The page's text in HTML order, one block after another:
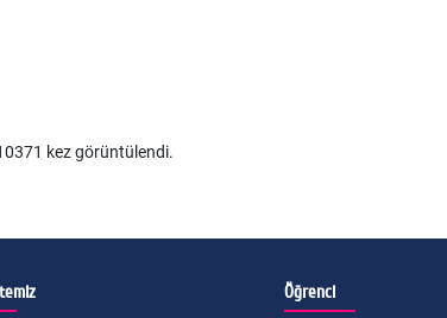
kez görüntülendi.
Öğrenci